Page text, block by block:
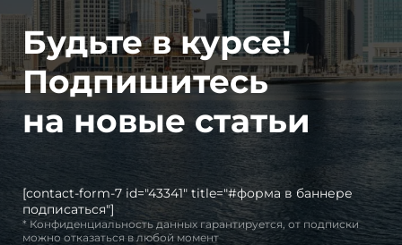
Будьте в курсе!
Подпишитесь
на новые статьи
[contact-form-7 id="43341" title="#форма в баннере
подписаться"]
* Конфиденциальность данных гарантируется, от подписки
можно отказаться в любой момент